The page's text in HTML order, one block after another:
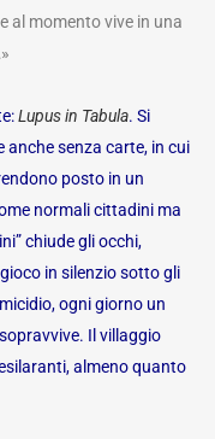
al momento vive in una
Lupus in Tabula. Si
senza carte, in cui
posto in un
normali cittadini ma
chiude gli occhi,
in silenzio sotto gli
ogni giorno un
Il villaggio
almeno quanto